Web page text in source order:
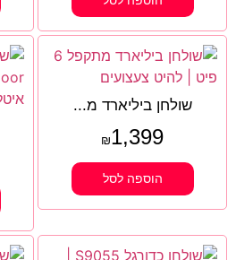
שולחן ביליארד מ...
₪1,399
הוספה לסל